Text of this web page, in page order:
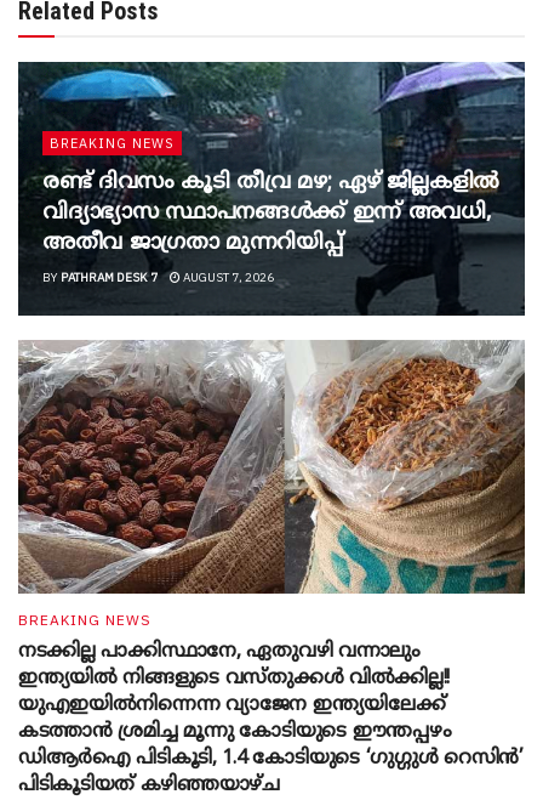
Related Posts
BREAKING NEWS
രണ്ട് ദിവസം കൂടി തീവ്ര മഴ; ഏഴ് ജില്ലകളിൽ
വിദ്യാഭ്യാസ സ്ഥാപനങ്ങൾക്ക് ഇന്ന് അവധി,
അതീവ ജാ​ഗ്രതാ മുന്നറിയിപ്പ്
BY PATHRAM DESK 7 AUGUST 7, 2026
BREAKING NEWS
നടക്കില്ല പാക്കിസ്ഥാനേ, ഏതുവഴി വന്നാലും
ഇന്ത്യയിൽ നിങ്ങളുടെ വസ്തുക്കൾ വിൽക്കില്ല!!
യുഎഇയിൽനിന്നെന്ന വ്യാജേന ഇന്ത്യയിലേക്ക്
കടത്താൻ ശ്രമിച്ച മൂന്നു കോടിയുടെ ഈന്തപ്പഴം
ഡിആർഐ പിടികൂടി, 1.4 കോടിയുടെ ‘ഗുഗ്ഗുൾ റെസിൻ’
പിടികൂടിയത് കഴിഞ്ഞയാഴ്ച